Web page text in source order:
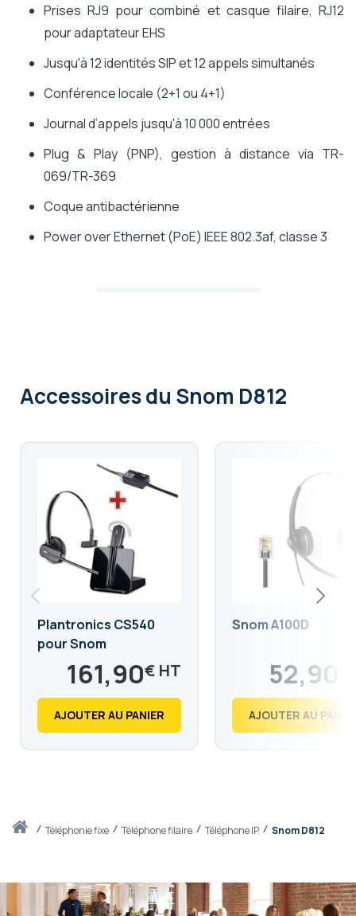
Accueiltéléphonie fixe Téléphone filaire Téléphone IP Snom D812
Prises RJ9 pour combiné et casque filaire, RJ12
pour adaptateur EHS
Jusqu'à 12 identités SIP et 12 appels simultanés
Conférence locale (2+1 ou 4+1)
Journal d’appels jusqu'à 10 000 entrées
Plug & Play (PNP), gestion à distance via TR-
069/TR-369
Coque antibactérienne
Power over Ethernet (PoE) IEEE 802.3af, classe 3
Accessoiresdu Snom D812
Plantronics CS540
pour Snom
161,90€
194,28
AJOUTER AU PANIER
Snom A100D
52,90
63,48
AJOUTER AU